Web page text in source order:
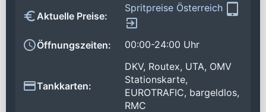
Aktuelle Preise:
Spritpreise Österreich
Öffnungszeiten: 00:00-24:00 Uhr
Tankkarten:
DKV, Routex, UTA, OMV
Stationskarte,
EUROTRAFIC, bargeldlos,
RMC